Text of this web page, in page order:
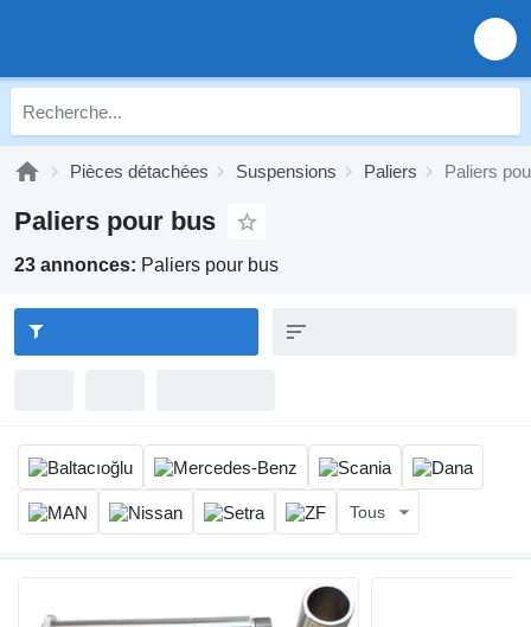
Pièces détachées Suspensions Paliers Paliers
Paliers pour bus
23 annonces: Paliers pour bus
Tous